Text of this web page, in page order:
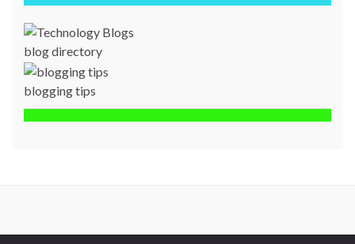
blog directory
blogging tips